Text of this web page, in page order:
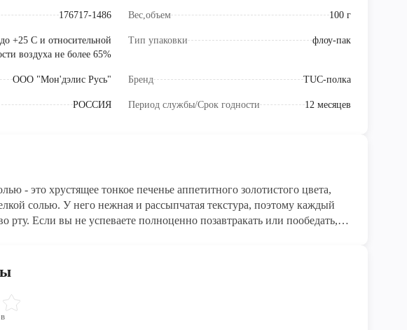
176717-1486 Вес,объем 100 г
+25 C и относительной
воздуха не более 65%
Тип упаковки флоу-пак
ООО "Мон'дэлис Русь" Бренд TUC-полка
РОССИЯ Период службы/Срок годности 12 месяцев
- это хрустящее тонкое печенье аппетитного золотистого цвета,
солью. У него нежная и рассыпчатая текстура, поэтому каждый
рту. Если вы не успеваете полноценно позавтракать или пообедать,
The Unique Cracker (уникальное печенье).